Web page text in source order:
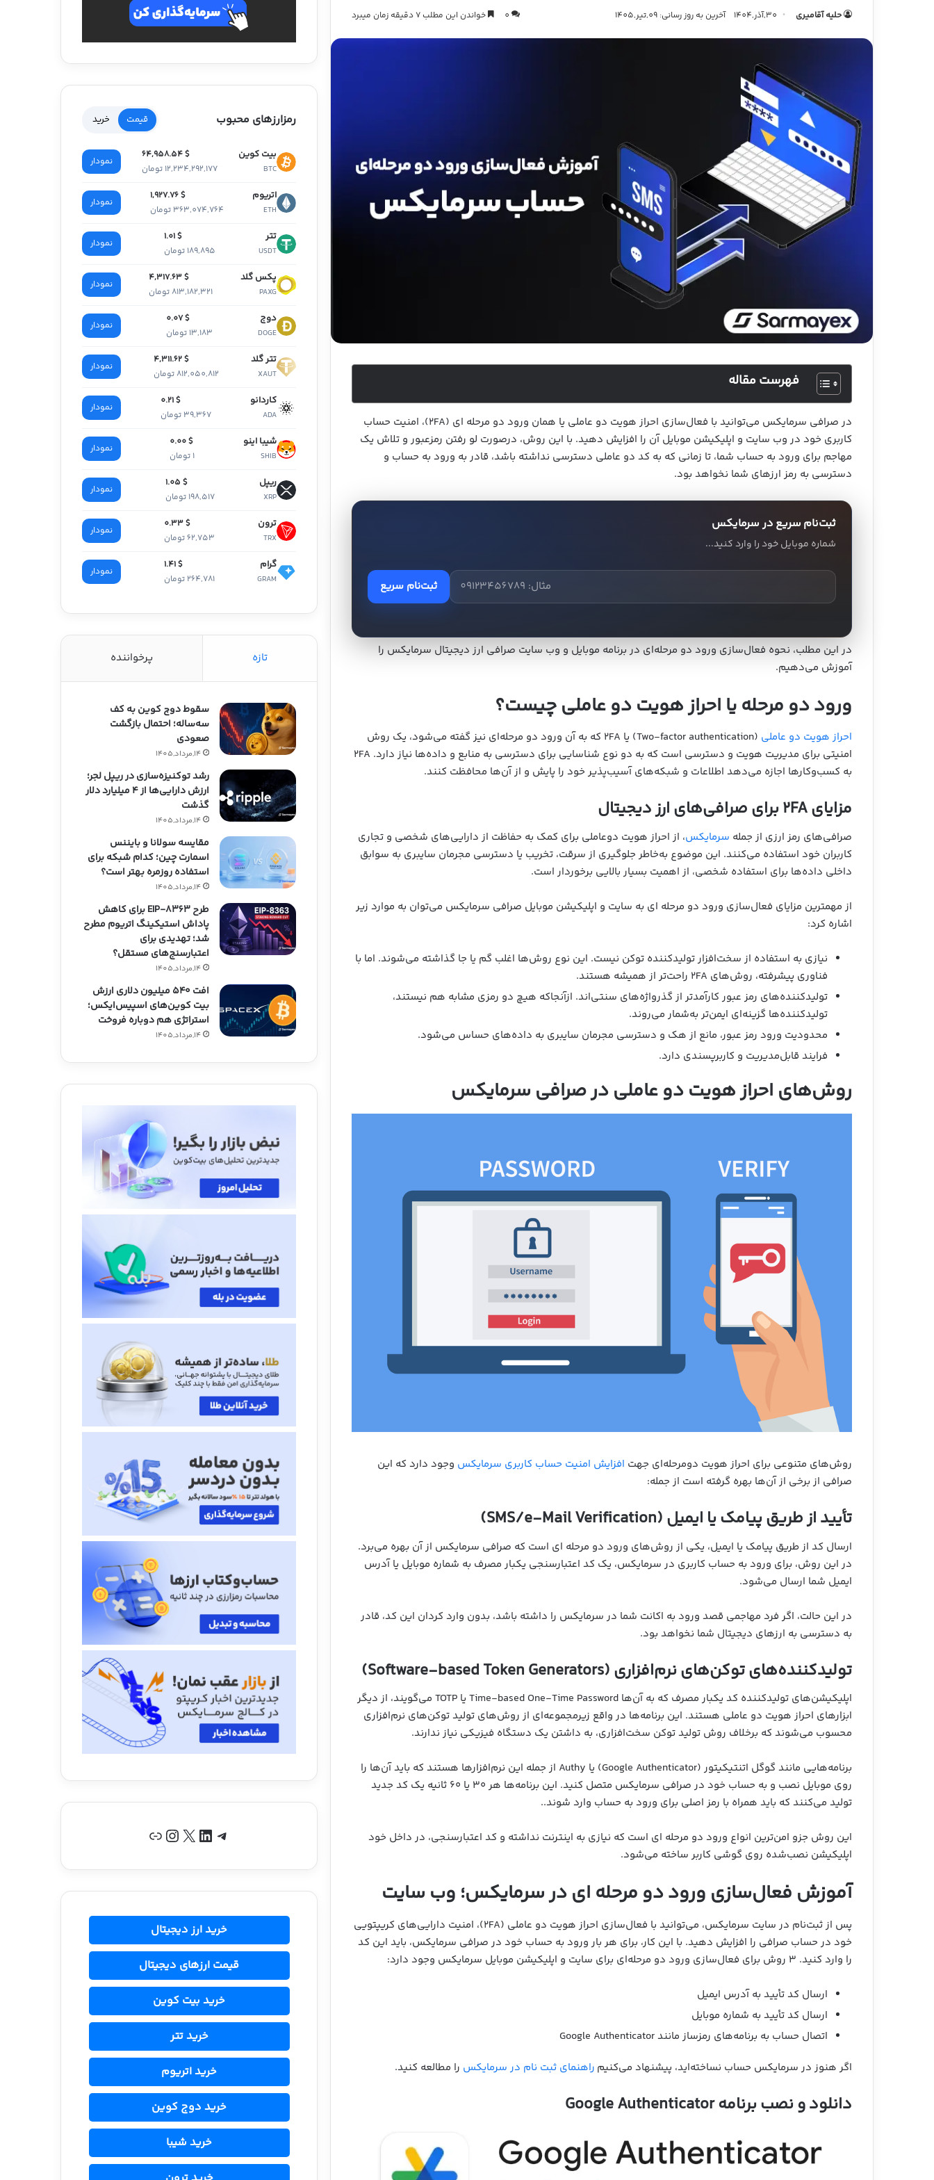
حلیه آقامیری 30,آذر,1404 آخرین به روز رسانی: 09,تیر,1405 0 خواندن این مطلب 7 دقیقه زمان میبرد
فهرست مقاله
در صرافی سرمایکس می‌توانید با فعال‌سازی احراز هویت دو عاملی یا همان ورود دو مرحله ای (2FA)، امنیت حساب
کاربری خود در وب سایت و اپلیکیشن موبایل آن را افزایش دهید. با این روش، درصورت لو رفتن رمزعبور و تلاش یک
مهاجم برای ورود به حساب شما، تا زمانی که به کد دو عاملی دسترسی نداشته باشد، قادر به ورود به حساب و
دسترسی به رمز ارزهای شما نخواهد بود.
ثبت‌نام سریع در سرمایکس
شماره موبایل خود را وارد کنید...
ثبت‌نام سریع
در این مطلب، نحوه فعال‌سازی ورود دو مرحله‌ای در برنامه موبایل و وب سایت صرافی ارز دیجیتال سرمایکس را
آموزش می‌دهیم.
ورود دو مرحله یا احراز هویت دو عاملی چیست؟
احراز هویت دو عاملی
(Two-factor authentication) یا 2FA که به آن ورود دو مرحله‌ای نیز گفته می‌شود، یک روش
امنیتی برای مدیریت هویت و دسترسی است که به دو نوع شناسایی برای دسترسی به منابع و داده‌ها نیاز دارد. 2FA
به کسب‌وکارها اجازه می‌دهد اطلاعات و شبکه‌های آسیب‌پذیر خود را پایش و از آن‌ها محافظت کنند.
مزایای 2FA برای صرافی‌های ارز دیجیتال
صرافی‌های رمز ارزی از جمله سرمایکس، از احراز هویت دوعاملی برای کمک به حفاظت از دارایی‌های شخصی و تجاری
کاربران خود استفاده می‌کنند. این موضوع به‌خاطر جلوگیری از سرقت، تخریب یا دسترسی مجرمان سایبری به سوابق
داخلی داده‌ها برای استفاده شخصی، از اهمیت بسیار بالایی برخوردار است.
از مهمترین مزایای فعال‌سازی ورود دو مرحله ای به سایت و اپلیکیشن موبایل صرافی سرمایکس می‌توان به موارد زیر
اشاره کرد:
نیازی به استفاده از سخت‌افزار تولیدکننده توکن نیست. این نوع روش‌ها اغلب گم یا جا گذاشته می‌شوند. اما با
فناوری پیشرفته، روش‌های 2FA راحت‌تر از همیشه هستند.
تولیدکننده‌های رمز عبور کارآمدتر از گذرواژه‌های سنتی‌اند. ازآنجاکه هیچ دو رمزی مشابه هم نیستند،
تولیدکننده‌ها گزینه‌ای ایمن‌تر به‌شمار می‌روند.
محدودیت ورود رمز عبور، مانع از هک و دسترسی مجرمان سایبری به داده‌های حساس می‌شود.
فرایند قابل‌مدیریت و کاربرپسندی دارد.
روش‌های احراز هویت دو عاملی در صرافی سرمایکس
روش‌های متنوعی برای احراز هویت دومرحله‌ای جهت افزایش امنیت حساب کاربری سرمایکس وجود دارد که این
صرافی از برخی از آن‌ها بهره گرفته است از جمله:
تأیید از طریق پیامک یا ایمیل (SMS/e-Mail Verification)
ارسال کد از طریق پیامک یا ایمیل، یکی از روش‌های ورود دو مرحله ای است که صرافی سرمایکس از آن بهره می‌برد.
در این روش، برای ورود به حساب کاربری در سرمایکس، یک کد اعتبارسنجی یکبار مصرف به شماره موبایل یا آدرس
ایمیل شما ارسال می‌شود.
در این حالت، اگر فرد مهاجمی قصد ورود به اکانت شما در سرمایکس را داشته باشد، بدون وارد کردان این کد، قادر
به دسترسی به ارزهای دیجیتال شما نخواهد بود.
تولیدکننده‌های توکن‌های نرم‌افزاری (Software-based Token Generators)
اپلیکیشن‌های تولیدکننده کد یکبار مصرف که به آن‌ها Time-based One-Time Password یا TOTP می‌گویند، از دیگر
ابزارهای احراز هویت دو عاملی هستند. این برنامه‌ها در واقع زیرمجموعه‌ای از روش‌های تولید توکن‌های نرم‌افزاری
محسوب می‌شوند که برخلاف روش تولید توکن سخت‌افزاری، به داشتن یک دستگاه فیزیکی نیاز ندارند.
برنامه‌هایی مانند گوگل اتنتیکیتور (Google Authenticator) یا Authy از جمله این نرم‌افزارها هستند که باید آن‌ها را
روی موبایل نصب و به حساب خود در صرافی سرمایکس متصل کنید. این برنامه‌ها هر ۳۰ یا ۶۰ ثانیه یک کد جدید
تولید می‌کنند که باید همراه با رمز اصلی برای ورود به حساب وارد شوند..
این روش جزو امن‌ترین انواع ورود دو مرحله ای است که نیازی به اینترنت نداشته و کد اعتبارسنجی، در داخل خود
اپلیکیشن نصب‌شده روی گوشی کاربر ساخته می‌شود.
آموزش فعال‌سازی ورود دو مرحله ای در سرمایکس؛ وب سایت
پس از ثبت‌نام در سایت سرمایکس، می‌توانید با فعال‌سازی احراز هویت دو عاملی (2FA)، امنیت دارایی‌های کریپتویی
خود در حساب صرافی را افزایش دهید. با این کار، برای هر بار ورود به حساب خود در صرافی سرمایکس، باید این کد
را وارد کنید. ۳ روش برای فعال‌سازی ورود دو مرحله‌ای برای سایت و اپلیکیشن موبایل سرمایکس وجود دارد:
ارسال کد تأیید به آدرس ایمیل
ارسال کد تأیید به شماره موبایل
اتصال حساب به برنامه‌های رمزساز مانند Google Authenticator
اگر هنوز در سرمایکس حساب نساخته‌اید، پیشنهاد می‌کنیم راهنمای ثبت نام در سرمایکس را مطالعه کنید.
دانلود و نصب برنامه Google Authenticator
رمزارزهای محبوب قیمت خرید
بیت کوین
BTC
$ 64,958.54
12,234,292,177 تومان
نمودار
اتریوم
ETH
$ 1,927.76
363,074,764 تومان
نمودار
تتر
USDT
$ 1.01
189,895 تومان
نمودار
پکس گلد
PAXG
$ 4,317.63
813,182,321 تومان
نمودار
دوج
DOGE
$ 0.07
13,183 تومان
نمودار
تتر گلد
XAUT
$ 4,311.62
812,050,812 تومان
نمودار
کاردانو
ADA
$ 0.21
39,367 تومان
نمودار
شیبا اینو
SHIB
$ 0.00
1 تومان
نمودار
ریپل
XRP
$ 1.05
198,517 تومان
نمودار
ترون
TRX
$ 0.33
62,753 تومان
نمودار
گرام
GRAM
$ 1.41
264,781 تومان
نمودار
تازه پرخواننده
سقوط دوج کوین به کف
سه‌ساله؛ احتمال بازگشت
صعودی
14,مرداد,1405
رشد توکنیزه‌سازی در ریپل لجر؛
ارزش دارایی‌ها از ۴ میلیارد دلار
گذشت
14,مرداد,1405
مقایسه سولانا و بایننس
اسمارت چین؛ کدام شبکه برای
استفاده روزمره بهتر است؟
14,مرداد,1405
طرح EIP-8363 برای کاهش
پاداش استیکینگ اتریوم مطرح
شد؛ تهدیدی برای
اعتبارسنج‌های مستقل؟
14,مرداد,1405
افت ۵۴۰ میلیون دلاری ارزش
بیت کوین‌های اسپیس‌ایکس؛
استراتژی هم دوباره فروخت
14,مرداد,1405
تلگرام لینکداین X اینستاگرم پیوند
خرید ارز دیجیتال
قیمت ارزهای دیجیتال
خرید بیت کوین
خرید تتر
خرید اتریوم
خرید دوج کوین
خرید شیبا